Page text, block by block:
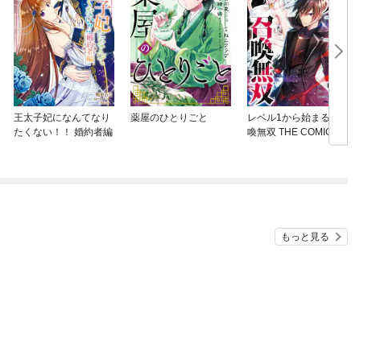
王太子妃になんてなり
たくない！！ 婚約者編
薬屋のひとりごと
レベル1から始まる召
喚無双 THE COMIC
もっと見る